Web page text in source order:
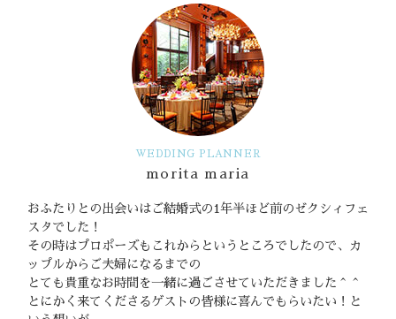
WEDDING PLANNER
morita maria
おふたりとの出会いはご結婚式の1年半ほど前のゼクシィフェ
スタでした！
その時はプロポーズもこれからというところでしたので、カ
ップルからご夫婦になるまでの
とても貴重なお時間を一緒に過ごさせていただきました＾＾
とにかく来てくださるゲストの皆様に喜んでもらいたい！と